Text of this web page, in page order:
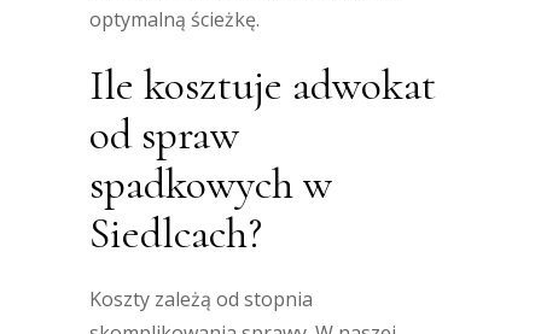
optymalną ścieżkę.
Ile kosztuje adwokat
od spraw
spadkowych w
Siedlcach?
Koszty zależą od stopnia